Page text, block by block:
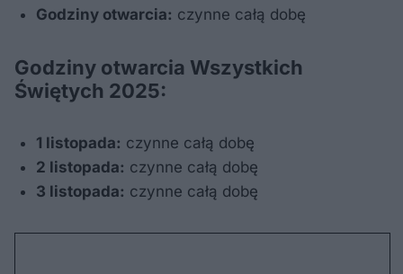
Godziny otwarcia: czynne całą dobę
Godziny otwarcia Wszystkich
Świętych 2025:
1 listopada: czynne całą dobę
2 listopada: czynne całą dobę
3 listopada: czynne całą dobę